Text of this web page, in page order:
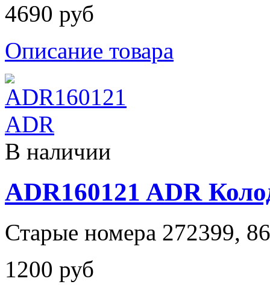
4690 руб
Описание товара
В наличии
ADR160121 ADR
Старые номера 272399,
1200 руб